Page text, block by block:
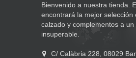
Bienvenido a nuestra tienda.
encontrará la mejor selección
calzado y complementos a un
insuperable.
C/ Calàbria 228, 08029